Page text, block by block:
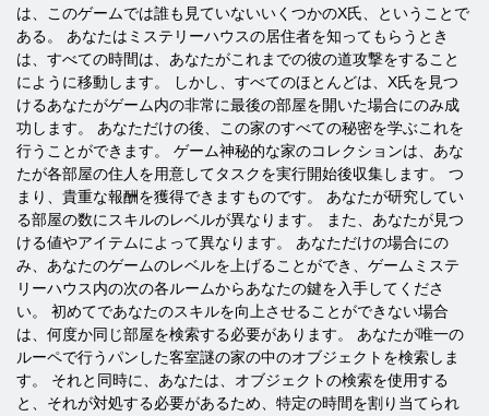
は、このゲームでは誰も見ていないいくつかのX氏、ということで
ある。 あなたはミステリーハウスの居住者を知ってもらうとき
は、すべての時間は、あなたがこれまでの彼の道攻撃をすること
にように移動します。 しかし、すべてのほとんどは、X氏を見つ
けるあなたがゲーム内の非常に最後の部屋を開いた場合にのみ成
功します。 あなただけの後、この家のすべての秘密を学ぶこれを
行うことができます。 ゲーム神秘的な家のコレクションは、あな
たが各部屋の住人を用意してタスクを実行開始後収集します。 つ
まり、貴重な報酬を獲得できますものです。 あなたが研究してい
る部屋の数にスキルのレベルが異なります。 また、あなたが見つ
ける値やアイテムによって異なります。 あなただけの場合にの
み、あなたのゲームのレベルを上げることができ、ゲームミステ
リーハウス内の次の各ルームからあなたの鍵を入手してくださ
い。 初めてであなたのスキルを向上させることができない場合
は、何度か同じ部屋を検索する必要があります。 あなたが唯一の
ルーペで行うパンした客室謎の家の中のオブジェクトを検索しま
す。 それと同時に、あなたは、オブジェクトの検索を使用する
と、それが対処する必要があるため、特定の時間を割り当てられ